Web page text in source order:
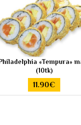
«Tempura»
(10tk)
11.90€